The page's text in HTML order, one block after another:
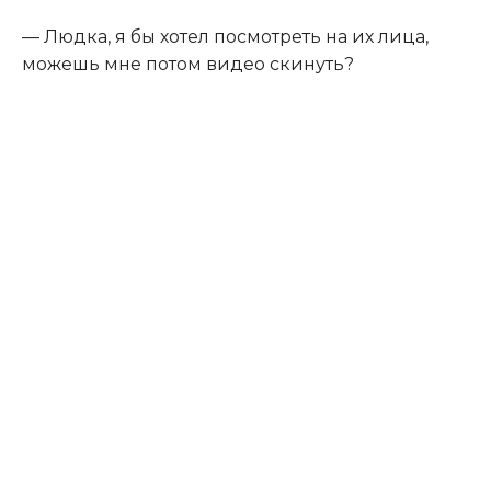
— Людка, я бы хотел посмотреть на их лица,
можешь мне потом видео скинуть?